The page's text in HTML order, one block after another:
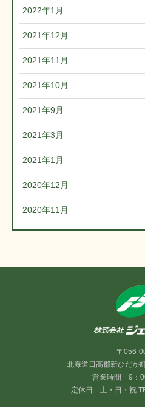
2022年1月
2021年12月
2021年11月
2021年10月
2021年9月
2021年3月
2021年1月
2020年12月
2020年11月
〒056-
北海道日高郡新ひだか
営業時間 9：
定休日 土・日・祝